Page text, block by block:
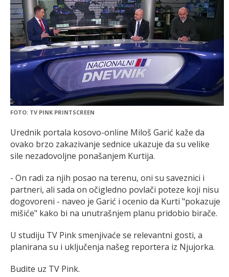
FOTO: TV PINK PRINTSCREEN
Urednik portala kosovo-online Miloš Garić kaže da
ovako brzo zakazivanje sednice ukazuje da su velike
sile nezadovoljne ponašanjem Kurtija.
- On radi za njih posao na terenu, oni su saveznici i
partneri, ali sada on očigledno povlači poteze koji nisu
dogovoreni - naveo je Garić i ocenio da Kurti "pokazuje
mišiće" kako bi na unutrašnjem planu pridobio birače.
U studiju TV Pink smenjivaće se relevantni gosti, a
planirana su i uključenja našeg reportera iz Njujorka.
Budite uz TV Pink.